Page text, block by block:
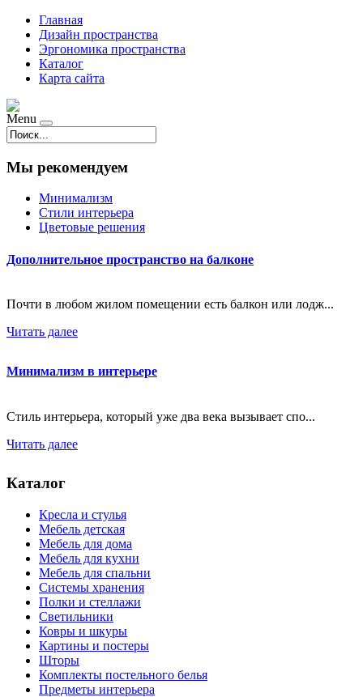
Главная
Дизайн пространства
Эргономика пространства
Каталог
Карта сайта
Menu
Мы рекомендуем
Минимализм
Стили интерьера
Цветовые решения
Дополнительное пространство на балконе
Почти в любом жилом помещении есть балкон или лодж...
Читать далее
Минимализм в интерьере
Стиль интерьера, который уже два века вызывает спо...
Читать далее
Каталог
Кресла и стулья
Мебель детская
Мебель для дома
Мебель для кухни
Мебель для спальни
Системы хранения
Полки и стеллажи
Светильники
Ковры и шкуры
Картины и постеры
Шторы
Комплекты постельного белья
Предметы интерьера